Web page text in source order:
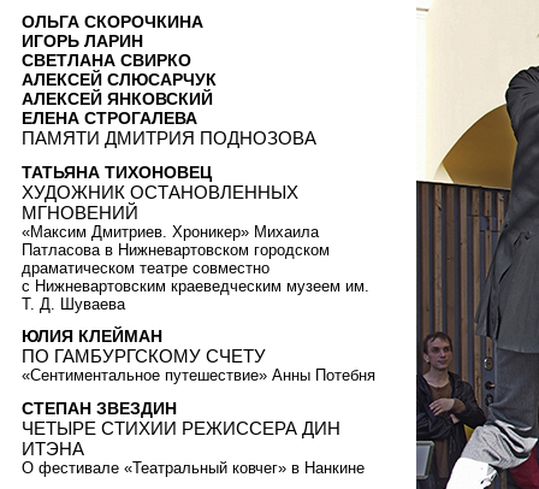
ОЛЬГА СКОРОЧКИНА
ИГОРЬ ЛАРИН
СВЕТЛАНА СВИРКО
АЛЕКСЕЙ СЛЮСАРЧУК
АЛЕКСЕЙ ЯНКОВСКИЙ
ЕЛЕНА СТРОГАЛЕВА
ПАМЯТИ ДМИТРИЯ ПОДНОЗОВА
ТАТЬЯНА ТИХОНОВЕЦ
ХУДОЖНИК ОСТАНОВЛЕННЫХ
МГНОВЕНИЙ
«Максим Дмитриев. Хроникер» Михаила
Патласова в Нижневартовском городском
драматическом театре совместно
с Нижневартовским краеведческим музеем им.
Т. Д. Шуваева
ЮЛИЯ КЛЕЙМАН
ПО ГАМБУРГСКОМУ СЧЕТУ
«Сентиментальное путешествие» Анны Потебня
СТЕПАН ЗВЕЗДИН
ЧЕТЫРЕ СТИХИИ РЕЖИССЕРА ДИН
ИТЭНА
О фестивале «Театральный ковчег» в Нанкине